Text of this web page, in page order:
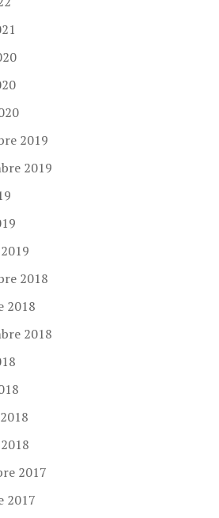
2019
2019
2018
2018
2018
2017
2017